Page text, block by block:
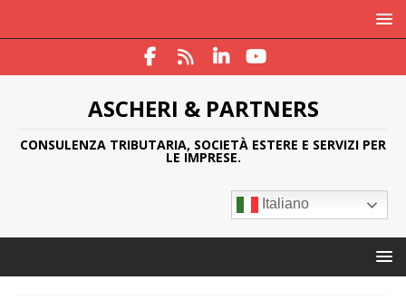
ASCHERI & PARTNERS
CONSULENZA TRIBUTARIA, SOCIETÀ ESTERE E SERVIZI PER
LE IMPRESE.
Italiano